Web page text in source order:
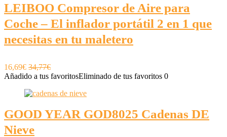
LEIBOO Compresor de Aire para
Coche – El inflador portátil 2 en 1 que
necesitas en tu maletero
16,69€ 34,77€
Añadido a tus favoritosEliminado de tus favoritos 0
GOOD YEAR GOD8025 Cadenas DE
Nieve